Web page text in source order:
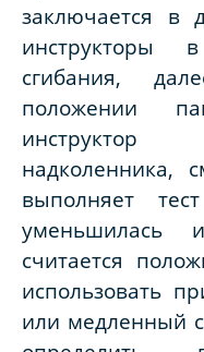
заключается в
инструкторы
сгибания,
положении
инструктор
надколенника,
выполняет
уменьшилась
считается
использовать
или медленный